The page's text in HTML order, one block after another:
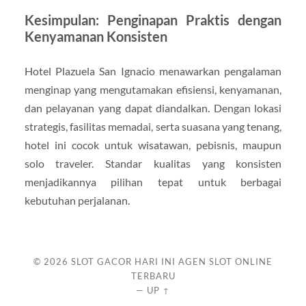
Kesimpulan: Penginapan Praktis dengan
Kenyamanan Konsisten
Hotel Plazuela San Ignacio menawarkan pengalaman
menginap yang mengutamakan efisiensi, kenyamanan,
dan pelayanan yang dapat diandalkan. Dengan lokasi
strategis, fasilitas memadai, serta suasana yang tenang,
hotel ini cocok untuk wisatawan, pebisnis, maupun
solo traveler. Standar kualitas yang konsisten
menjadikannya pilihan tepat untuk berbagai
kebutuhan perjalanan.
© 2026 SLOT GACOR HARI INI AGEN SLOT ONLINE
TERBARU
— UP ↑